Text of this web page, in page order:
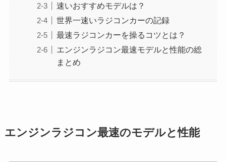
速いおすすめモデルは？
世界一速いラジコンカーの記録
最速ラジコンカーを操るコツとは？
エンジンラジコン最速モデルと性能の総
まとめ
エンジンラジコン最速のモデルと性能